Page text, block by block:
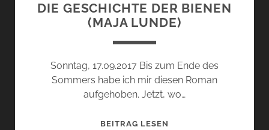
DIE GESCHICHTE DER BIENEN
(MAJA LUNDE)
Sonntag, 17.09.2017 Bis zum Ende des
Sommers habe ich mir diesen Roman
aufgehoben. Jetzt, wo…
BEITRAG LESEN